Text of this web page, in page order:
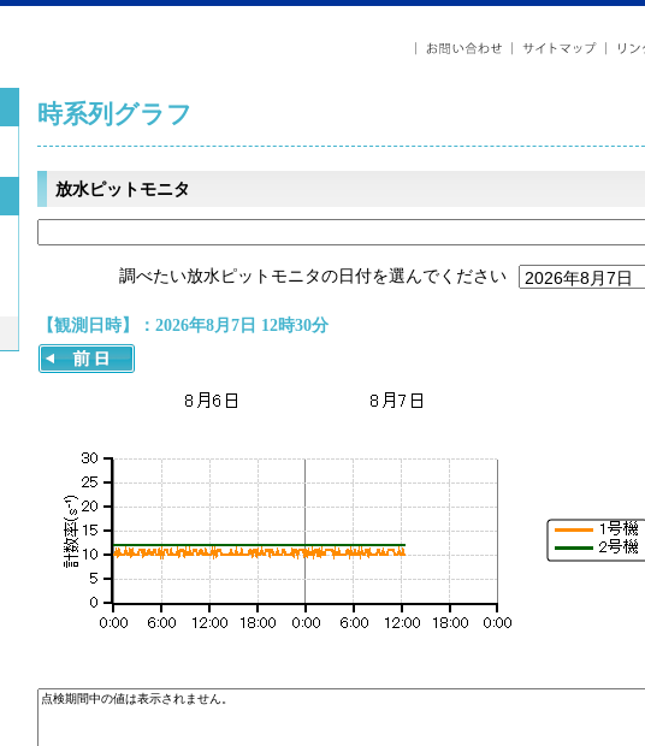
時系列グラフ
放水ピットモニタ
調べたい放水ピットモニタの日付を選んでください
【観測日時】：2026年8月7日 12時30分